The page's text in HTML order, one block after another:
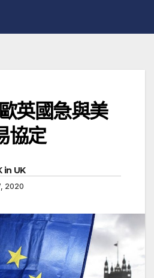
英國急與美
協定
in UK
2020